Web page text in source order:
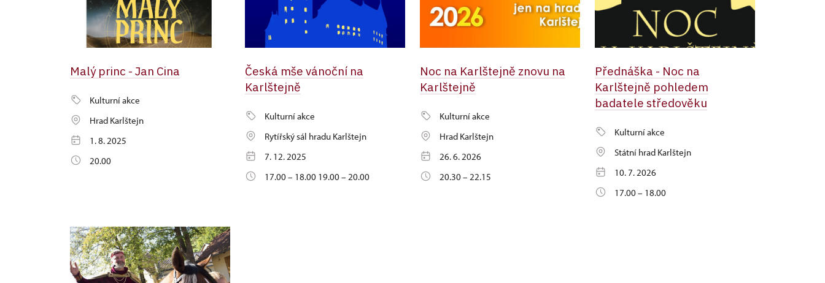
Malý princ - Jan Cina
Kulturní akce
Hrad Karlštejn
1. 8. 2025
20.00
Česká mše vánoční na
Karlštejně
Kulturní akce
Rytířský sál hradu Karlštejn
7. 12. 2025
17.00 – 18.00 19.00 – 20.00
Noc na Karlštejně znovu na
Karlštejně
Kulturní akce
Hrad Karlštejn
26. 6. 2026
20.30 – 22.15
Přednáška - Noc na
Karlštejně pohledem
badatele středověku
Kulturní akce
Státní hrad Karlštejn
10. 7. 2026
17.00 – 18.00